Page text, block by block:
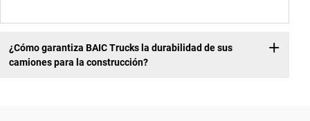
¿Cómo garantiza BAIC Trucks la durabilidad de sus
camiones para la construcción?